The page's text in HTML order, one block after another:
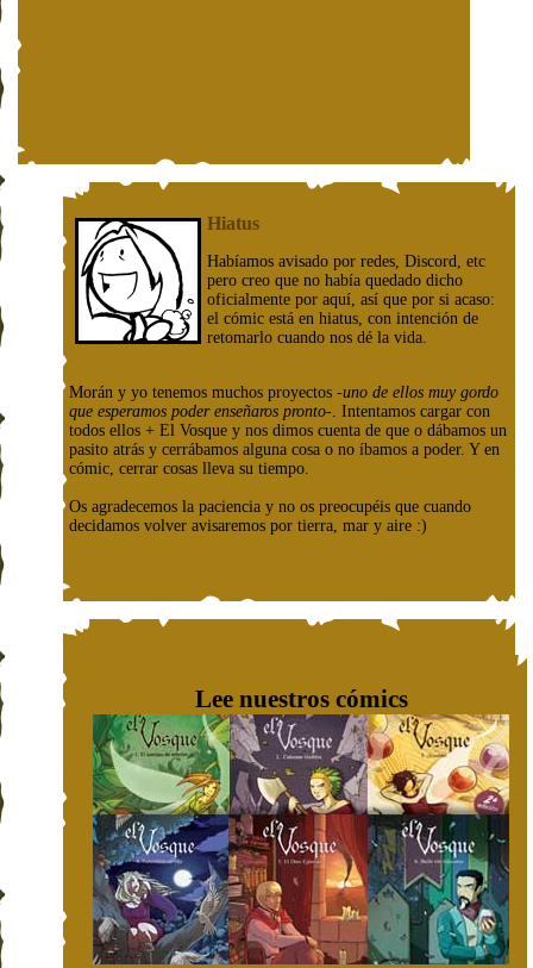
Hiatus
Habíamos avisado por redes, Discord, etc
pero creo que no había quedado dicho
oficialmente por aquí, así que por si acaso:
el cómic está en hiatus, con intención de
retomarlo cuando nos dé la vida.
Morán y yo tenemos muchos proyectos -uno de ellos muy gordo
que esperamos poder enseñaros pronto-. Intentamos cargar con
todos ellos + El Vosque y nos dimos cuenta de que o dábamos un
pasito atrás y cerrábamos alguna cosa o no íbamos a poder. Y en
cómic, cerrar cosas lleva su tiempo.
Os agradecemos la paciencia y no os preocupéis que cuando
decidamos volver avisaremos por tierra, mar y aire :)
Lee nuestros cómics